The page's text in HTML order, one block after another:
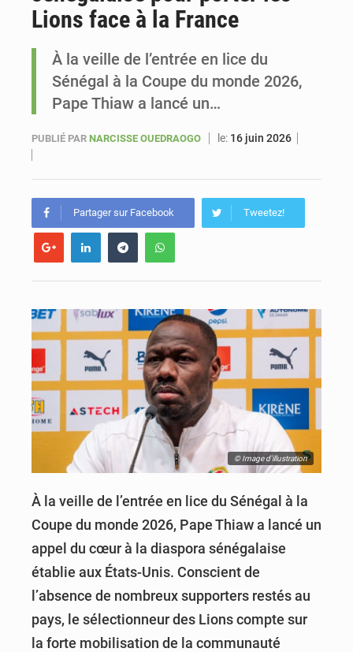
Lions face à la France
À la veille de l’entrée en lice du
Sénégal à la Coupe du monde 2026,
Pape Thiaw a lancé un…
PUBLIÉ PAR NARCISSE OUEDRAOGO le: 16 juin 2026
Partager sur Facebook Tweetez!
© Image d'illustration
À la veille de l’entrée en lice du Sénégal à la
Coupe du monde 2026, Pape Thiaw a lancé un
appel du cœur à la diaspora sénégalaise
établie aux États-Unis. Conscient de
l’absence de nombreux supporters restés au
pays, le sélectionneur des Lions compte sur
la forte mobilisation de la communauté